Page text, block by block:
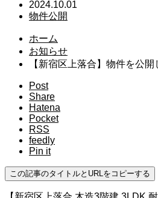
2024.10.01
物件公開
ホーム
お知らせ
【新宿区上落合】物件を公開
Post
Share
Hatena
Pocket
RSS
feedly
Pin it
この記事のタイトルとURLをコピーする